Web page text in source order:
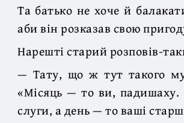
Та батько не хоче й
аби він розказав свою
Нарешті старий розповів-
— Тату, що ж тут такого
«Місяць — то ви,
слуги, а день — то ваші